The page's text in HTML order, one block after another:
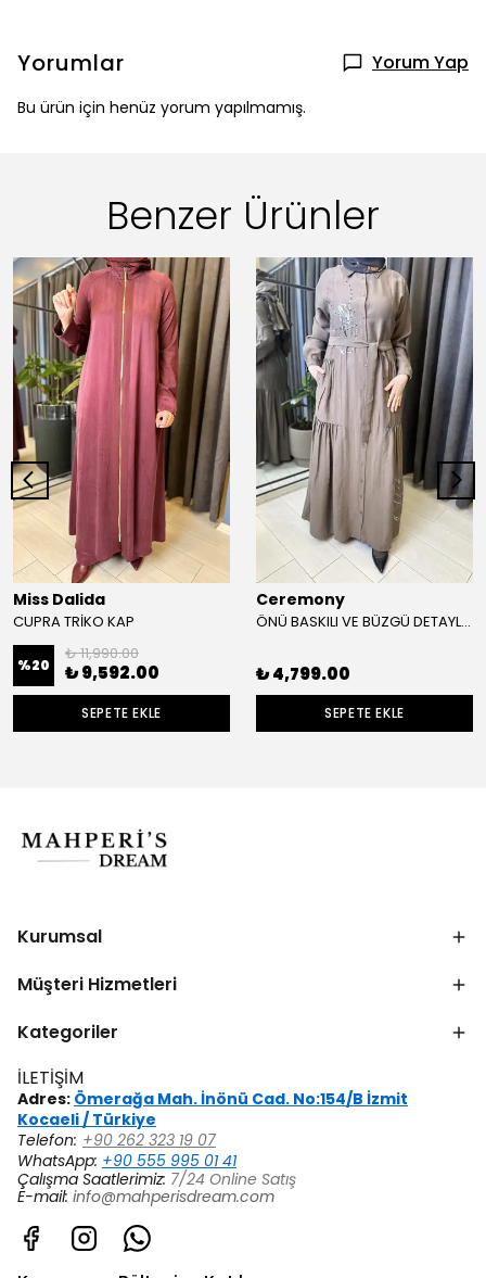
Yorumlar Yorum Yap
Bu ürün için henüz yorum yapılmamış.
Benzer Ürünler
Miss Dalida
CUPRA TRİKO KAP
%20
₺ 11,990.00
₺ 9,592.00
SEPETE EKLE
Ceremony
ÖNÜ BASKILI VE BÜZGÜ DETAYLI SAFARİ KAP
₺ 4,799.00
SEPETE EKLE
Kurumsal
Müşteri Hizmetleri
Kategoriler
İLETİŞİM
Adres: Ömerağa Mah. İnönü Cad. No:154/B İzmit
Kocaeli / Türkiye
Telefon: +90 262 323 19 07
WhatsApp: +90 555 995 01 41
Çalışma Saatlerimiz: 7/24 Online Satış
E-mail: info@mahperisdream.com